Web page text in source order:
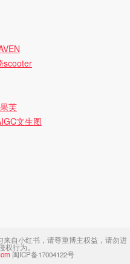
scooter
芙
文生图
自小红书，请尊重博主权益，请勿进
权行为。
闽ICP备17004122号